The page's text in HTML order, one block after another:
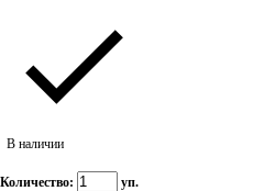
В наличии
Количество: уп.